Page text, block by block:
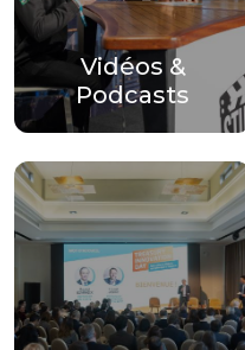
Vidéos &
Podcasts